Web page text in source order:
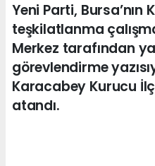
Yeni Parti,
teşkilatlanma
Merkez tarafından
görevlendirme
Karacabey Kurucu
atandı.